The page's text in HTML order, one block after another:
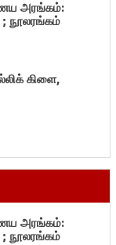
அரங்கம்:
நூலரங்கம்
கிளை,
அரங்கம்:
நூலரங்கம்